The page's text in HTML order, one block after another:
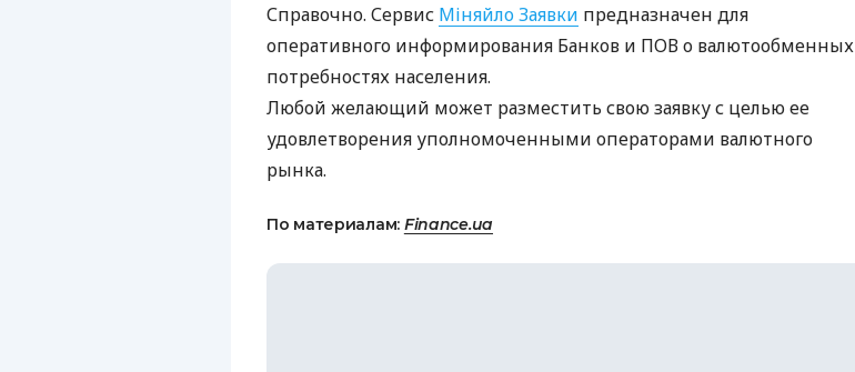
Справочно. Сервис Міняйло Заявки предназначен для
оперативного информирования Банков и ПОВо валютообменных
потребностях населения.
Любой желающий может разместить свою заявку с целью ее
удовлетворения уполномоченными операторами валютного
рынка.
По материалам: Finance.ua